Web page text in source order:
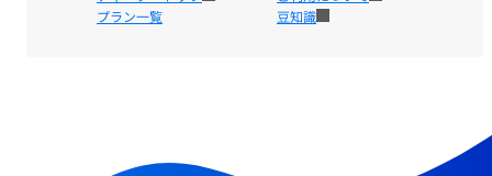
プラン一覧
豆知識